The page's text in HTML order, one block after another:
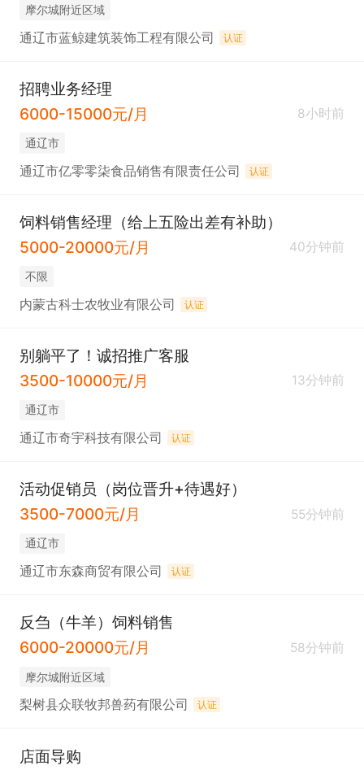
摩尔城附近区域
通辽市蓝鲸建筑装饰工程有限公司 认证
招聘业务经理
6000-15000元/月
8小时前
通辽市
通辽市亿零零柒食品销售有限责任公司 认证
饲料销售经理（给上五险出差有补助）
5000-20000元/月
40分钟前
不限
内蒙古科士农牧业有限公司 认证
别躺平了！诚招推广客服
3500-10000元/月
13分钟前
通辽市
通辽市奇宇科技有限公司 认证
活动促销员（岗位晋升+待遇好）
3500-7000元/月
55分钟前
通辽市
通辽市东森商贸有限公司 认证
反刍（牛羊）饲料销售
6000-20000元/月
58分钟前
摩尔城附近区域
梨树县众联牧邦兽药有限公司 认证
店面导购